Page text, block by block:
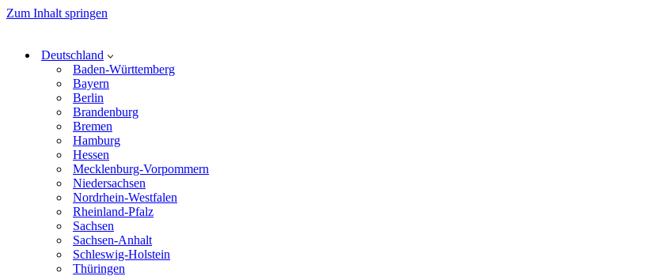
Zum Inhalt springen
Deutschland
Baden-Württemberg
Bayern
Berlin
Brandenburg
Bremen
Hamburg
Hessen
Mecklenburg-Vorpommern
Niedersachsen
Nordrhein-Westfalen
Rheinland-Pfalz
Sachsen
Sachsen-Anhalt
Schleswig-Holstein
Thüringen